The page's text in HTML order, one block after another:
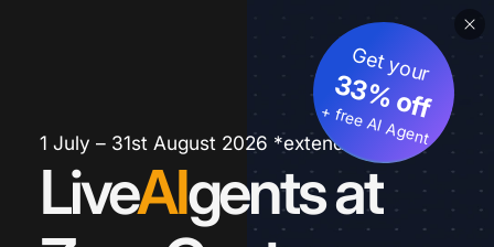
1 July – 31st August 2026 *extended
LiveAIgents at
Get your
33% off
+ free AI Agent